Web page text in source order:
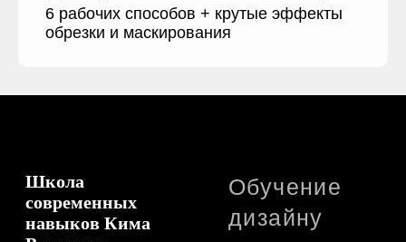
6 рабочих способов + крутые эффекты
обрезки и маскирования